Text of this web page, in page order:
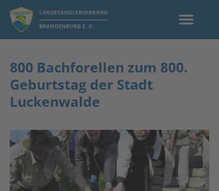
800 Bachforellen zum 800.
Geburtstag der Stadt
Luckenwalde